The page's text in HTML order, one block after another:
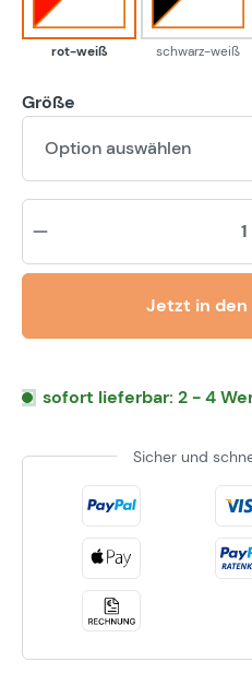
rot-weiß schwarz-weiß
Größe
Option auswählen
Jetzt in den
sofort lieferbar: 2 - 4
Sicher und